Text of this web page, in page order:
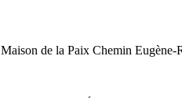
Maison de la Paix Chemin